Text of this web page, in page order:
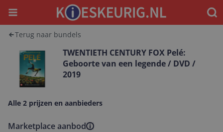
Menu
Terug naar bundels
TWENTIETH CENTURY FOX Pelé:
Geboorte van een legende / DVD /
2019
Alle 2 prijzen en aanbieders
Marketplace aanbod